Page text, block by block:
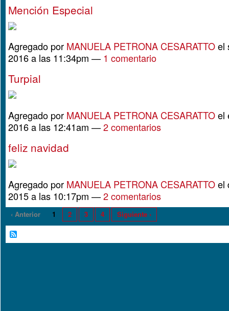
Mención Especial
Agregado por MANUELA PETRONA CESARATTOel
2016 a las 11:34pm —1 comentario
Turpial
Agregado por MANUELA PETRONA CESARATTOel
2016 a las 12:41am —2 comentarios
feliz navidad
Agregado por MANUELA PETRONA CESARATTOel
2015 a las 10:17pm —2 comentarios
‹ Anterior 1 2 3 4 Siguiente ›